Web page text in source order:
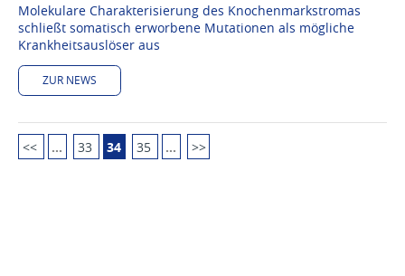
Molekulare Charakterisierung des Knochenmarkstromas
schließt somatisch erworbene Mutationen als mögliche
Krankheitsauslöser aus
ZUR NEWS
<< … 33 34 35 … >>